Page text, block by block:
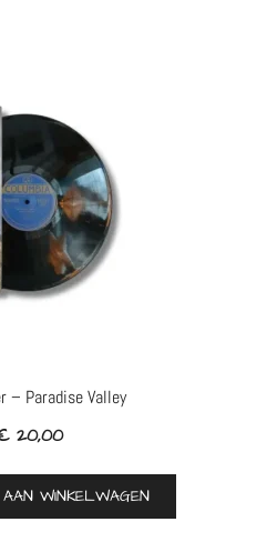
– Paradise Valley
20,00
WINKELWAGEN